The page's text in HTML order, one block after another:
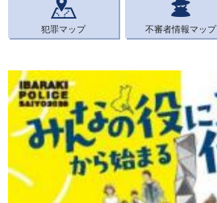
犯罪マップ 不審者情報マップ